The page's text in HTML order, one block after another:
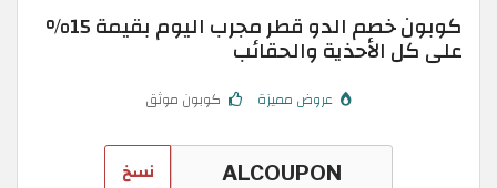
كوبون خصم الدو قطر مجرب اليوم بقيمة 15%
على كل الأحذية والحقائب
عروض مميزة كوبون موثق
نسخ